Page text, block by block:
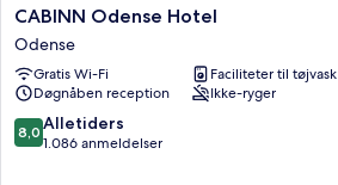
CABINN
Odense
Hotel
Odense
CABINN Odense Hotel
Odense
Gratis Wi-Fi
Faciliteter til tøjvask
Døgnåben reception
Ikke-ryger
8.0
ud
8,0 Alletiders
1.086 anmeldelser